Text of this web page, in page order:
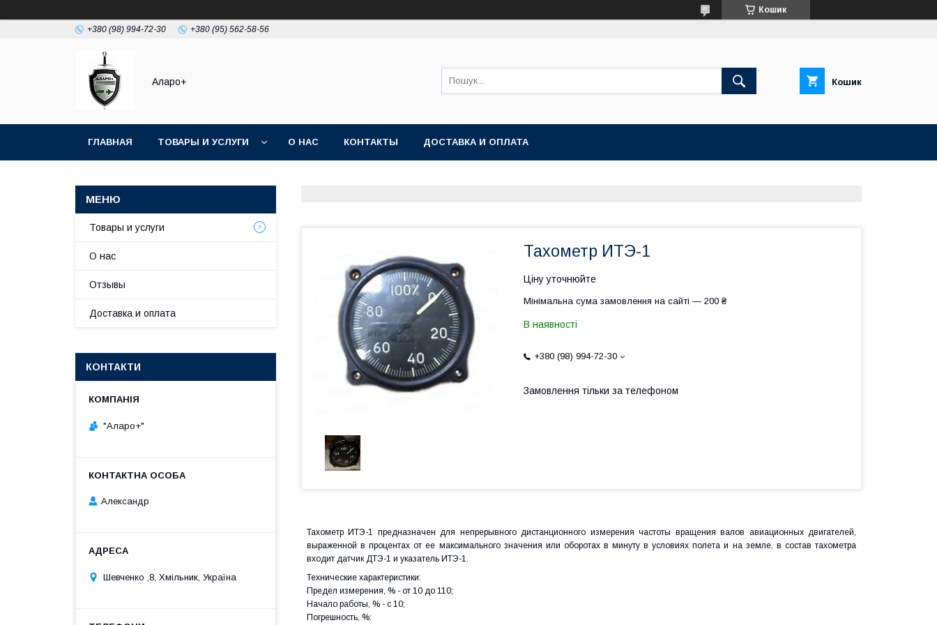
Кошик
+380 (98) 994-72-30 +380 (95) 562-58-56
Аларо+ Кошик
ГЛАВНАЯ ТОВАРЫ И УСЛУГИ О НАС КОНТАКТЫ ДОСТАВКА И ОПЛАТА
Тахометр ИТЭ-1
Ціну уточнюйте
Мінімальна сума замовлення на сайті — 200 ₴
В наявності
+380 (98) 994-72-30
Замовлення тільки за телефоном
Тахометр ИТЭ-1 предназначен для непрерывного дистанционного измерения частоты вращения валов авиационных двигателей,
выраженной в процентах от ее максимального значения или оборотах в минуту в условиях полета и на земле, в состав тахометра
входит датчик ДТЭ-1 и указатель ИТЭ-1.
Технические характеристики:
Предел измерения, % - от 10 до 110;
Начало работы, % - с 10;
Погрешность, %:
Товары и услуги
О нас
Отзывы
Доставка и оплата
КОНТАКТИ
"Аларо+"
Александр
Шевченко ,8, Хмільник, Україна